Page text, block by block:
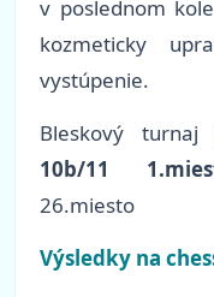
v poslednom
kozmeticky
vystúpenie.
Bleskový
10b/11
26.miesto
Výsledky na